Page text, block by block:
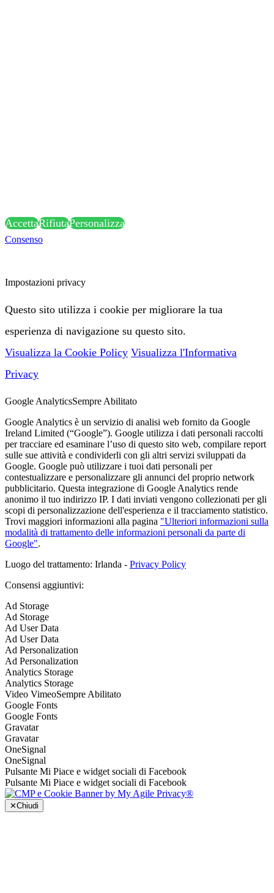
AccettaRifiutaPersonalizza
Consenso
Impostazioni privacy
Questo sito utilizza i cookie per migliorare la tua
esperienza di navigazione su questo sito.
Visualizza la Cookie Policy Visualizza l'Informativa
Privacy
Google AnalyticsSempre Abilitato
Google Analytics è un servizio di analisi web fornito da Google
Ireland Limited (“Google”). Google utilizza i dati personali raccolti
per tracciare ed esaminare l’uso di questo sito web, compilare report
sulle sue attività e condividerli con gli altri servizi sviluppati da
Google. Google può utilizzare i tuoi dati personali per
contestualizzare e personalizzare gli annunci del proprio network
pubblicitario. Questa integrazione di Google Analytics rende
anonimo il tuo indirizzo IP. I dati inviati vengono collezionati per gli
scopi di personalizzazione dell'esperienza e il tracciamento statistico.
Trovi maggiori informazioni alla pagina "Ulteriori informazioni sulla
modalità di trattamento delle informazioni personali da parte di
Google".
Luogo del trattamento: Irlanda - Privacy Policy
Consensi aggiuntivi:
Ad Storage
Ad Storage
Ad User Data
Ad User Data
Ad Personalization
Ad Personalization
Analytics Storage
Analytics Storage
Video VimeoSempre Abilitato
Google Fonts
Google Fonts
Gravatar
Gravatar
OneSignal
OneSignal
Pulsante Mi Piace e widget sociali di Facebook
Pulsante Mi Piace e widget sociali di Facebook
✕Chiudi